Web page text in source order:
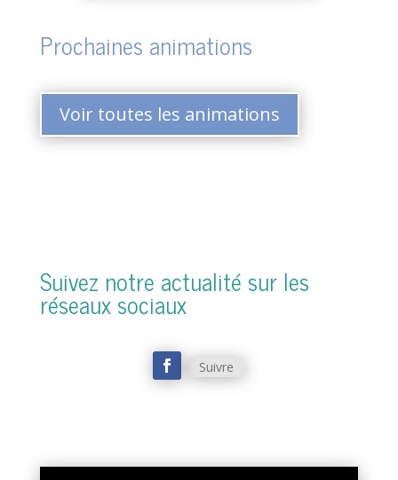
Prochaines animations
Voir toutes les animations
Suivez notre actualité sur les
réseaux sociaux
Suivre